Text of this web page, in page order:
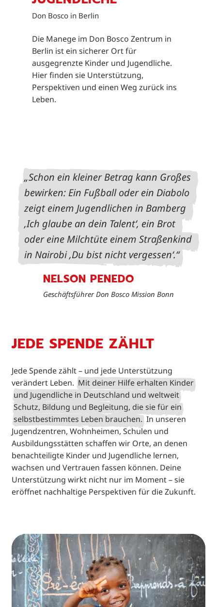
Don Bosco in Berlin
Die Manege im Don Bosco Zentrum in
Berlin ist ein sicherer Ort für
ausgegrenzte Kinder und Jugendliche.
Hier finden sie Unterstützung,
Perspektiven und einen Weg zurück ins
Leben.
Schon ein kleiner Betrag kann Großes
bewirken: Ein Fußball oder ein Diabolo
zeigt einem Jugendlichen in Bamberg
‚Ich glaube an dein Talent‘, ein Brot
oder eine Milchtüte einem Straßenkind
in Nairobi ‚Du bist nicht vergessen‘.
NELSON PENEDO
Geschäftsführer Don Bosco Mission Bonn
JEDE SPENDE ZÄHLT
Jede Spende zählt – und jede Unterstützung
verändert Leben. Mit deiner Hilfe erhalten Kinder
und Jugendliche in Deutschland und weltweit
Schutz, Bildung und Begleitung, die sie für ein
selbstbestimmtes Leben brauchen. In unseren
Jugendzentren, Wohnheimen, Schulen und
Ausbildungsstätten schaffen wir Orte, an denen
benachteiligte Kinder und Jugendliche lernen,
wachsen und Vertrauen fassen können. Deine
Unterstützung wirkt nicht nur im Moment – sie
eröffnet nachhaltige Perspektiven für die Zukunft.